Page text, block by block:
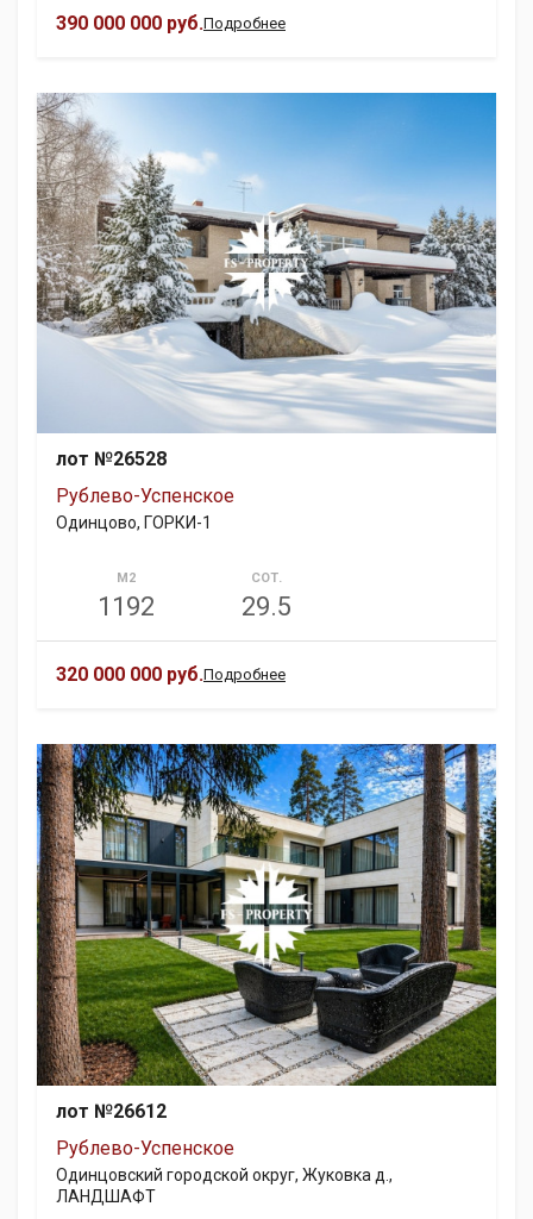
390 000 000 руб.Подробнее
лот №26528
Рублево-Успенское
Одинцово, ГОРКИ-1
М2
1192
СОТ.
29.5
320 000 000 руб.Подробнее
лот №26612
Рублево-Успенское
Одинцовский городской округ, Жуковка д.,
ЛАНДШАФТ